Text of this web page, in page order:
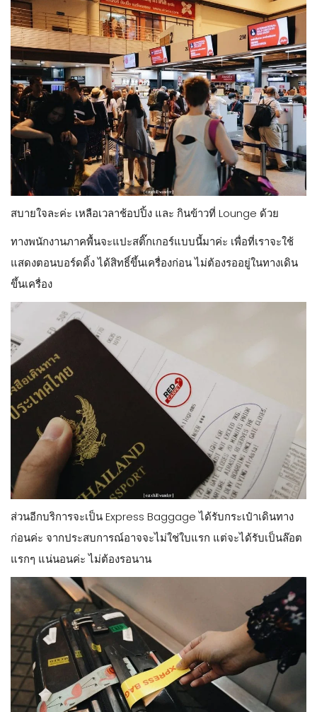
สบายใจละค่ะ เหลือเวลาช้อปปิ้ง และ กินข้าวที่ Lounge ด้วย
ทางพนักงานภาคพื้นจะแปะสติ๊กเกอร์แบบนี้มาค่ะ เพื่อที่เราจะใช้
แสดงตอนบอร์ดดิ้ง ได้สิทธิ์ขึ้นเครื่องก่อน ไม่ต้องรออยู่ในทางเดิน
ขึ้นเครื่อง
ส่วนอีกบริการจะเป็น Express Baggage ได้รับกระเป๋าเดินทาง
ก่อนค่ะ จากประสบการณ์อาจจะไม่ใช่ใบแรก แต่จะได้รับเป็นล๊อต
แรกๆ แน่นอนค่ะ ไม่ต้องรอนาน